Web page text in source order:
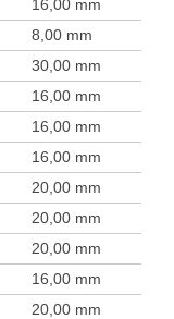
16,00 mm
8,00 mm
30,00 mm
16,00 mm
16,00 mm
16,00 mm
20,00 mm
20,00 mm
20,00 mm
16,00 mm
20,00 mm